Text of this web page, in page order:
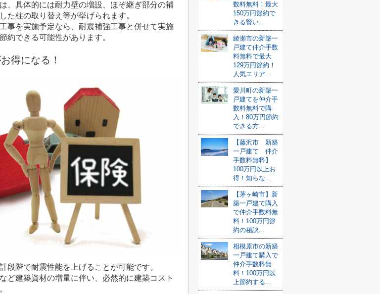
、具体的には耐力壁の増設、ほぞ継ぎ部分の補
た柱の取り替え等が挙げられます。
事を実施予定なら、耐震補強工事と併せて実施
約できる可能性があります。
得になる！
段階で耐震性能を上げることが可能です。
ど建築資材の増量に伴い、必然的に建築コスト
数料無料！最大
150万円節約で
きる賢い...
綾瀬市の新築一
戸建て仲介手数
料無料で最大
129万円節約！
人気エリア...
愛川町の新築一
戸建てを仲介手
数料無料で購
入！80万円節約
できる方...
【藤沢市 新築
一戸建て 仲介
手数料無料】
100万円以上お
得！知らな...
【茅ヶ崎市】新
築一戸建て購入
で仲介手数料無
料！100万円節
約の秘訣...
相模原市の新築
一戸建て購入で
仲介手数料無
料！100万円以
上節約する...